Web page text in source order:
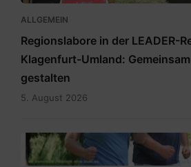
ALLGEMEIN
Regionslabore in der LEADER-
Klagenfurt-Umland:
gestalten
5. August 2026
leben_Herbst_Klagenfurt